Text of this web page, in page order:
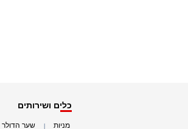
כלים ושירותים
מניות שער הדולר